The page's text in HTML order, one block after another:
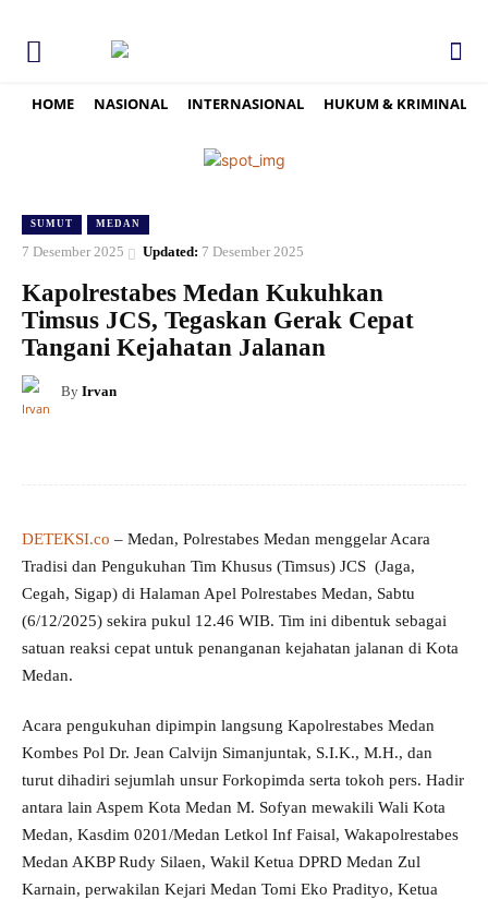
HOME NASIONAL INTERNASIONAL HUKUM & KRIMINAL
SUMUT MEDAN
7 Desember 2025 Updated: 7 Desember 2025
Kapolrestabes Medan Kukuhkan
Timsus JCS, Tegaskan Gerak Cepat
Tangani Kejahatan Jalanan
By Irvan
DETEKSI.co – Medan, Polrestabes Medan menggelar Acara
Tradisi dan Pengukuhan Tim Khusus (Timsus) JCS (Jaga,
Cegah, Sigap) di Halaman Apel Polrestabes Medan, Sabtu
(6/12/2025) sekira pukul 12.46 WIB. Tim ini dibentuk sebagai
satuan reaksi cepat untuk penanganan kejahatan jalanan di Kota
Medan.
Acara pengukuhan dipimpin langsung Kapolrestabes Medan
Kombes Pol Dr. Jean Calvijn Simanjuntak, S.I.K., M.H., dan
turut dihadiri sejumlah unsur Forkopimda serta tokoh pers. Hadir
antara lain Aspem Kota Medan M. Sofyan mewakili Wali Kota
Medan, Kasdim 0201/Medan Letkol Inf Faisal, Wakapolrestabes
Medan AKBP Rudy Silaen, Wakil Ketua DPRD Medan Zul
Karnain, perwakilan Kejari Medan Tomi Eko Pradityo, Ketua